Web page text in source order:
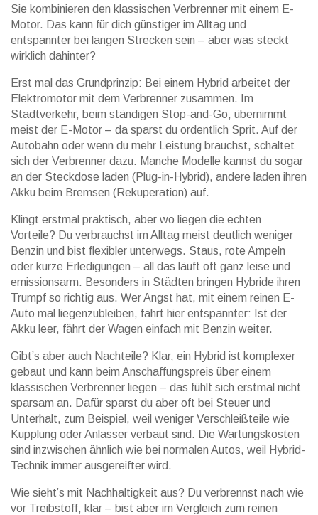
Sie kombinieren den klassischen Verbrenner mit einem E-
Motor. Das kann für dich günstiger im Alltag und
entspannter bei langen Strecken sein – aber was steckt
wirklich dahinter?
Erst mal das Grundprinzip: Bei einem Hybrid arbeitet der
Elektromotor mit dem Verbrenner zusammen. Im
Stadtverkehr, beim ständigen Stop-and-Go, übernimmt
meist der E-Motor – da sparst du ordentlich Sprit. Auf der
Autobahn oder wenn du mehr Leistung brauchst, schaltet
sich der Verbrenner dazu. Manche Modelle kannst du sogar
an der Steckdose laden (Plug-in-Hybrid), andere laden ihren
Akku beim Bremsen (Rekuperation) auf.
Klingt erstmal praktisch, aber wo liegen die echten
Vorteile? Du verbrauchst im Alltag meist deutlich weniger
Benzin und bist flexibler unterwegs. Staus, rote Ampeln
oder kurze Erledigungen – all das läuft oft ganz leise und
emissionsarm. Besonders in Städten bringen Hybride ihren
Trumpf so richtig aus. Wer Angst hat, mit einem reinen E-
Auto mal liegenzubleiben, fährt hier entspannter: Ist der
Akku leer, fährt der Wagen einfach mit Benzin weiter.
Gibt’s aber auch Nachteile? Klar, ein Hybrid ist komplexer
gebaut und kann beim Anschaffungspreis über einem
klassischen Verbrenner liegen – das fühlt sich erstmal nicht
sparsam an. Dafür sparst du aber oft bei Steuer und
Unterhalt, zum Beispiel, weil weniger Verschleißteile wie
Kupplung oder Anlasser verbaut sind. Die Wartungskosten
sind inzwischen ähnlich wie bei normalen Autos, weil Hybrid-
Technik immer ausgereifter wird.
Wie sieht’s mit Nachhaltigkeit aus? Du verbrennst nach wie
vor Treibstoff, klar – bist aber im Vergleich zum reinen